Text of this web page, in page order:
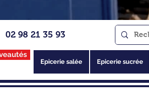
02 98 21 35 93
Epicerie salée Epicerie sucrée